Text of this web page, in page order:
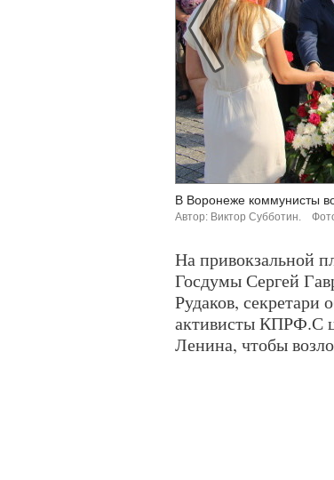
В Воронеже коммунисты
Автор: Виктор Субботин.
На привокзальной
Госдумы Сергей
Рудаков,
активисты КПРФ.С
Ленина, чтобы